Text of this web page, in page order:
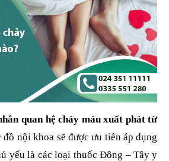
quan hệ chảy máu xuất phát từ
đồ nội khoa sẽ được ưu tiên áp dụng
yếu là các loại thuốc Đông – Tây y